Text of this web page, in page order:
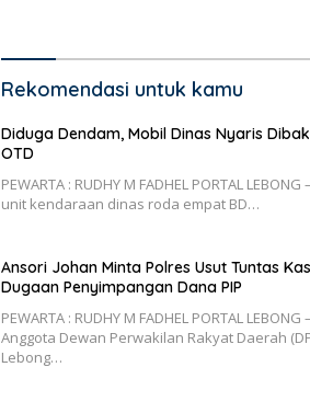
Rekomendasi untuk kamu
Diduga Dendam, Mobil Dinas Nyaris
OTD
PEWARTA : RUDHY M FADHEL PORTAL LEBONG
unit kendaraan dinas roda empat BD…
Ansori Johan Minta Polres Usut Tuntas
Dugaan Penyimpangan Dana PIP
PEWARTA : RUDHY M FADHEL PORTAL LEBONG –
Anggota Dewan Perwakilan Rakyat Daerah
Lebong…